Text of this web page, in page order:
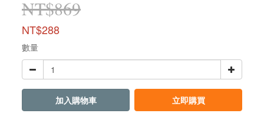
NT$869
NT$288
數量
加入購物車 立即購買